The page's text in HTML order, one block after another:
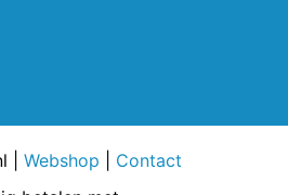
| Webshop
Contact